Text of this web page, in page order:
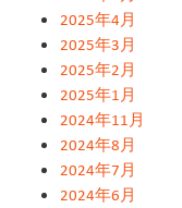
2025年4月
2025年3月
2025年2月
2025年1月
2024年11月
2024年8月
2024年7月
2024年6月